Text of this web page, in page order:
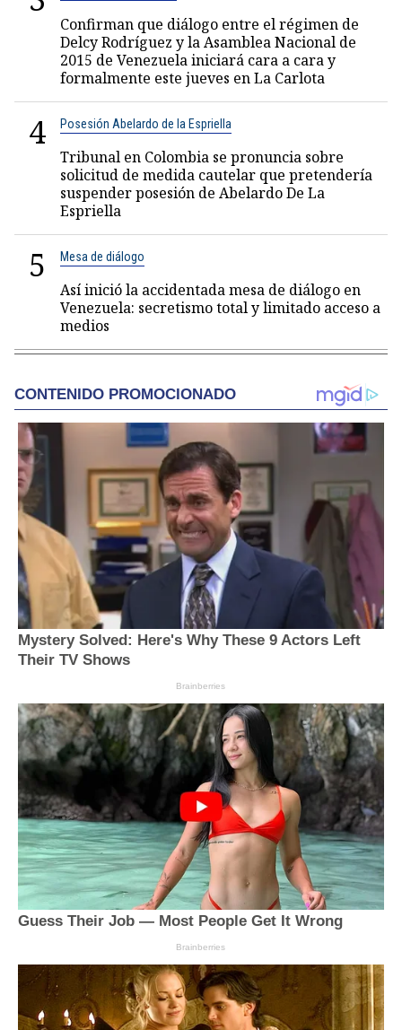
Confirman que diálogo entre el régimen de
Delcy Rodríguez y la Asamblea Nacional de
2015 de Venezuela iniciará cara a cara y
formalmente este jueves en La Carlota
4 Posesión Abelardo de la Espriella
Tribunal en Colombia se pronuncia sobre
solicitud de medida cautelar que pretendería
suspender posesión de Abelardo De La
Espriella
5 Mesa de diálogo
Así inició la accidentada mesa de diálogo en
Venezuela: secretismo total y limitado acceso a
medios